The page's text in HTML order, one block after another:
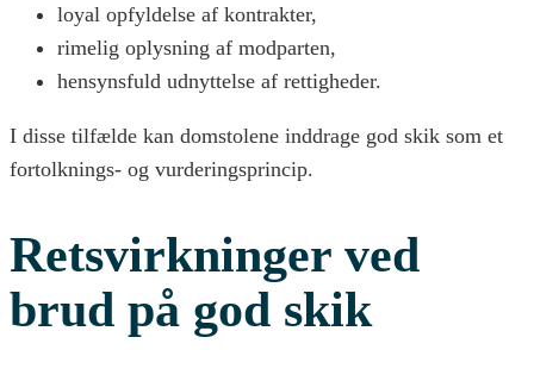
loyal opfyldelse af kontrakter,
rimelig oplysning af modparten,
hensynsfuld udnyttelse af rettigheder.
I disse tilfælde kan domstolene inddrage god skik som et
fortolknings- og vurderingsprincip.
Retsvirkninger ved
brud på god skik